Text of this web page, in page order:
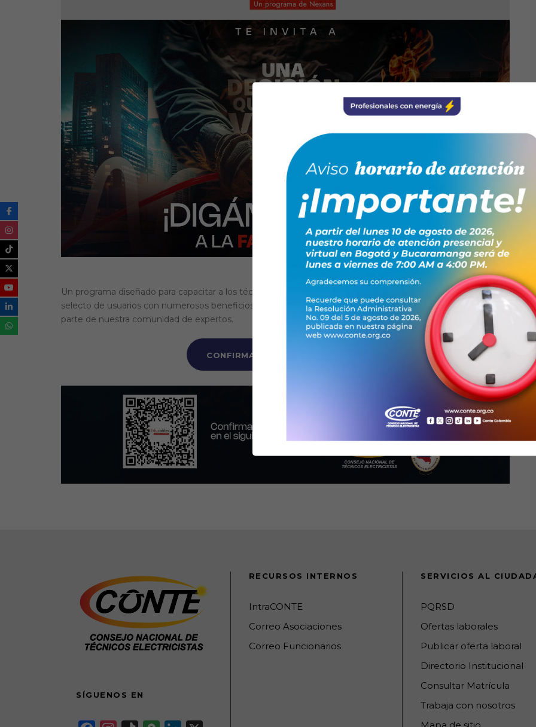
Un programa diseñado para capacitar a los técnicos electricistas de Colombia, integrándolos en un grupo
selecto de usuarios con numerosos beneficios exclusivos. No pierdas esta oportunidad única de formar
parte de nuestra comunidad de expertos.
CONFIRMA TU ASISTENCIA AQUÍ
SÍGUENOS EN
RECURSOS INTERNOS
IntraCONTE
Correo Asociaciones
Correo Funcionarios
SERVICIOS AL
PQRSD
Ofertas laborales
Publicar oferta laboral
Directorio Institucional
Consultar Matrícula
Trabaja con nosotros